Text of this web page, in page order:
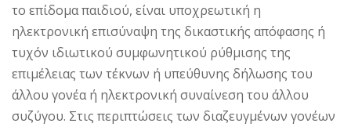
το επίδομα παιδιού, είναι υποχρεωτική η
ηλεκτρονική επισύναψη της δικαστικής απόφασης ή
τυχόν ιδιωτικού συμφωνητικού ρύθμισης της
επιμέλειας των τέκνων ή υπεύθυνης δήλωσης του
άλλου γονέα ή ηλεκτρονική συναίνεση του άλλου
συζύγου. Στις περιπτώσεις των διαζευγμένων γονέων